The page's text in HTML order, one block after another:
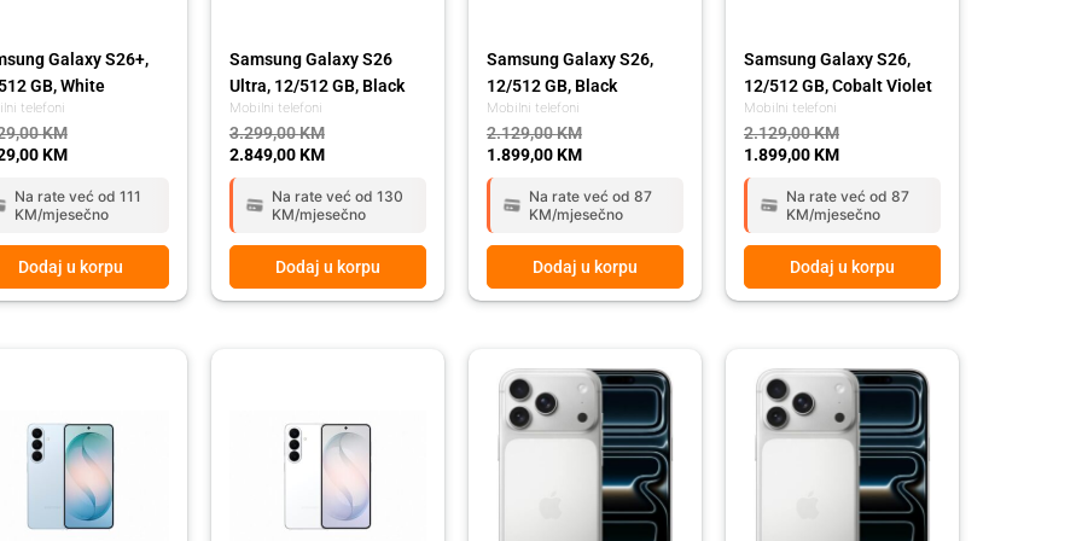
telefoni
Galaxy S26+,
GB, White
KM
KM
Na rate već od 111
KM/mjesečno
Dodaj u korpu
Mobilni telefoni
Samsung Galaxy S26
Ultra, 12/512 GB, Black
3.299,00KM
2.849,00KM
Na rate već od 130
KM/mjesečno
Dodaj u korpu
Mobilni telefoni
Samsung Galaxy S26,
12/512 GB, Black
2.129,00KM
1.899,00KM
Na rate već od 87
KM/mjesečno
Dodaj u korpu
Mobilni telefoni
Samsung Galaxy S26,
12/512 GB, Cobalt Violet
2.129,00KM
1.899,00KM
Na rate već od 87
KM/mjesečno
Dodaj u korpu
KM.
KM.
2.129,00 KM.
1.899,00 KM.